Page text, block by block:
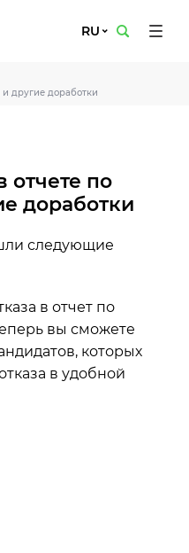
RU
другие доработки
отчете по
доработки
следующие
в отчет по
вы сможете
которых
в удобной